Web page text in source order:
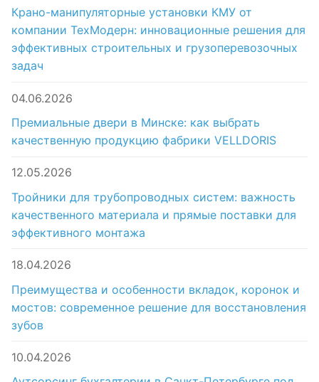
Крано-манипуляторные установки КМУ от
компании ТехМодерн: инновационные решения для
эффективных строительных и грузоперевозочных
задач
04.06.2026
Премиальные двери в Минске: как выбрать
качественную продукцию фабрики VELLDORIS
12.05.2026
Тройники для трубопроводных систем: важность
качественного материала и прямые поставки для
эффективного монтажа
18.04.2026
Преимущества и особенности вкладок, коронок и
мостов: современное решение для восстановления
зубов
10.04.2026